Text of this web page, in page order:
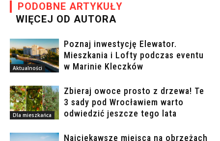
PODOBNE ARTYKUŁY
WIĘCEJ OD AUTORA
Aktualności
Poznaj inwestycję Elewator.
Mieszkania i Lofty podczas eventu
w Marinie Kleczków
Dla mieszkańca
Zbieraj owoce prosto z drzewa! Te
3 sady pod Wrocławiem warto
odwiedzić jeszcze tego lata
Najciekawsze miejsca na obrzeżach